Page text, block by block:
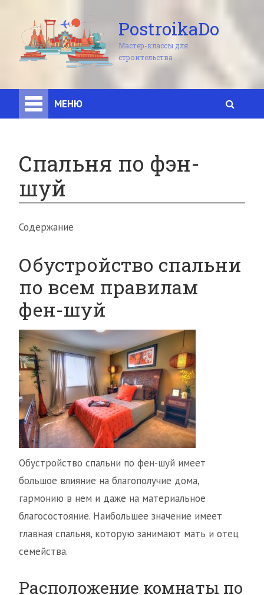
PostroikaDo
Мастер-классы для
строительства
МЕНЮ
Спальня по фэн-
шуй
Содержание
Обустройство спальни
по всем правилам
фен-шуй
Обустройство спальни по фен-шуй имеет
большое влияние на благополучие дома,
гармонию в нем и даже на материальное
благосостояние. Наибольшее значение имеет
главная спальня, которую занимают мать и отец
семейства.
Расположение комнаты по